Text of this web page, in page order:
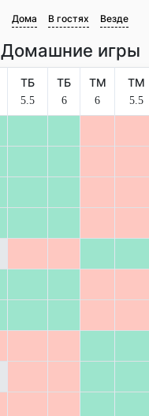
Дома В гостях Везде
Домашние игры
ТБ
5.5
ТБ
6
ТМ
6
ТМ
5.5